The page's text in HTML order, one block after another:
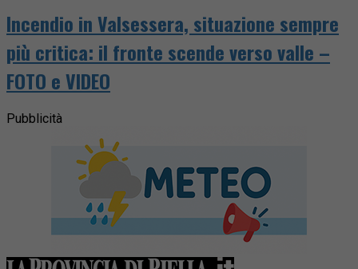
Incendio in Valsessera, situazione sempre
più critica: il fronte scende verso valle –
FOTO e VIDEO
Pubblicità